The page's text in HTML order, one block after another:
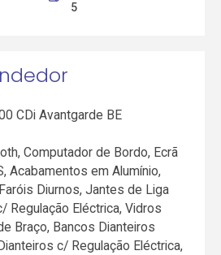
5
CDi Avantgarde BE
Computador de Bordo, Ecrã
Acabamentos em Alumínio,
Diurnos, Jantes de Liga
Regulação Eléctrica, Vidros
Braço, Bancos Dianteiros
c/ Regulação Eléctrica,